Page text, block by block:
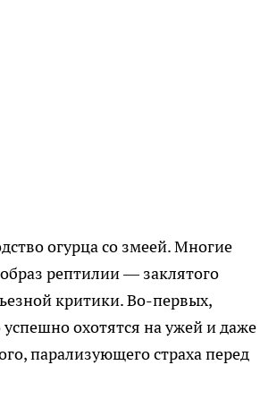
огурца со змеей. Многие
рептилии — заклятого
критики. Во-первых,
охотятся на ужей и даже
парализующего страха перед